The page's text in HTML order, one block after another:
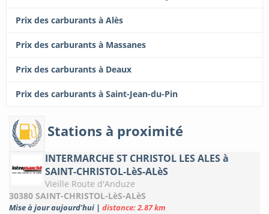
Prix des carburants à Alès
Prix des carburants à Massanes
Prix des carburants à Deaux
Prix des carburants à Saint-Jean-du-Pin
Stations à proximité
INTERMARCHE ST CHRISTOL LES ALES à
SAINT-CHRISTOL-LèS-ALèS
Vieille Route d'Anduze
30380 SAINT-CHRISTOL-LèS-ALèS
Mise à jour aujourd'hui | distance: 2.87 km